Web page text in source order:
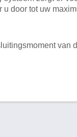
door tot uw
van